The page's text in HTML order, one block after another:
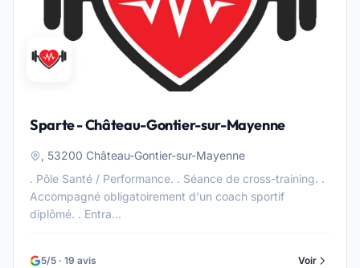
Sparte - Château-Gontier-sur-Mayenne
, 53200 Château-Gontier-sur-Mayenne
. Pôle Santé / Performance. . Séance de cross-training. .
Accompagné obligatoirement d'un coach sportif
diplômé. . Entra...
5/5 · 19 avis Voir